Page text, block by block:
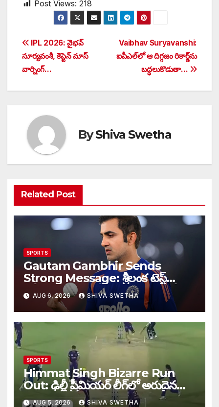
Post Views: 218
Post
navigation
Vaibhav Suryavanshi:
ఐపీఎల్‌లో ఆ దిగ్గజం రికార్డ్‌ను
బద్ధలుకొడుతా…
IPL 2026: వైభవ్
సూర్యవంశీ, కెప్టెన్ మాస్
వార్నింగ్…
ByShiva Swetha
Related Post
SPORTS
Gautam Gambhir Sends
Strong Message: శ్రీలంక టెస్ట్
సిరీస్‌కు ముందు టీమిండియాకు గంభీర్
వార్నింగ్…
AUG 6, 2026 SHIVA SWETHA
SPORTS
Himmat Singh Bizarre Run
Out: ఢిల్లీ ప్రీమియర్ లీగ్‌లో అరుదైన
రనౌట్ ఘటన వైరల్.
AUG 5, 2026 SHIVA SWETHA